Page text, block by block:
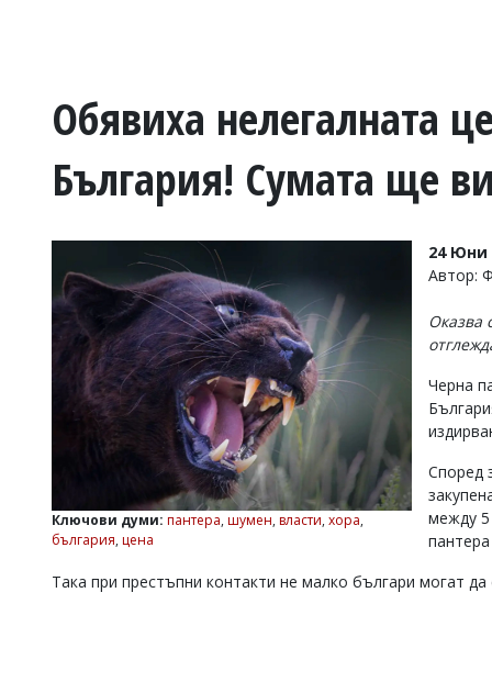
ЛАЙФСТАЙЛ
ВОЙНАТА
УКРАЙНА
БИЗНЕС
Управители:
Касабова,
k.kassabova@flagman.bg
редактор:
Обявиха нелегалната
България! Сумата ще
Ключови думи: пантера, шумен, власти, хора,
българия, цена
24 Юни
Автор:
Оказва
Черна
Според
между
Така при престъпни контакти не малко българи могат да